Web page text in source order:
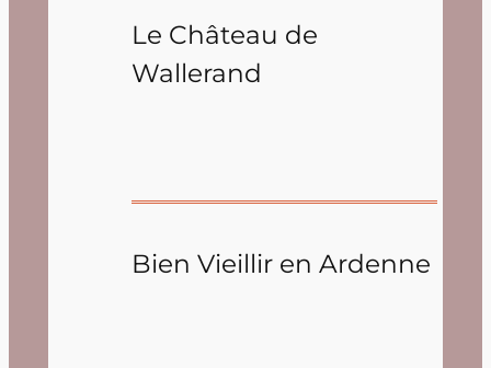
Le Château de
Wallerand
Bien Vieillir en Ardenne